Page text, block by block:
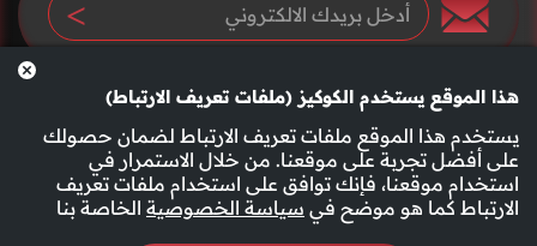
هذا الموقع يستخدم الكوكيز (ملفات تعريف الارتباط)
يستخدم هذا الموقع ملفات تعريف الارتباط لضمان حصولك
على أفضل تجربة على موقعنا. من خلال الاستمرار في
استخدام موقعنا، فإنك توافق على استخدام ملفات تعريف
الارتباط كما هو موضح في سياسة الخصوصية الخاصة بنا سياسة الخصوصية الأحكام والشروط